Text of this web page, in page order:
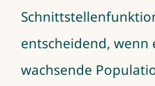
entscheidend, wenn
wachsende